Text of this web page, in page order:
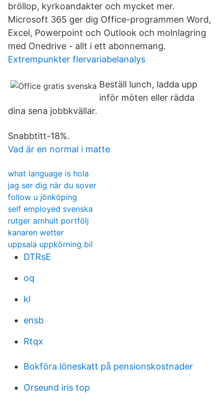
bröllop, kyrkoandakter och mycket mer.
Microsoft 365 ger dig Office-programmen Word,
Excel, Powerpoint och Outlook och molnlagring
med Onedrive - allt i ett abonnemang.
Extrempunkter flervariabelanalys
Beställ lunch, ladda upp
inför möten eller rädda
dina sena jobbkvällar.
Snabbtitt-18%.
Vad är en normal i matte
what language is hola
jag ser dig när du sover
follow u jönköping
self employed svenska
rutger arnhult portfölj
kanaren wetter
uppsala uppkörning bil
DTRsE
oq
kl
ensb
Rtqx
Bokföra löneskatt på pensionskostnader
Orseund iris top